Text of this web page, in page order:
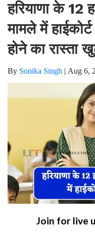
हरियाणा के 12
मामले में
होने का रास्ता
By Sonika Singh | Aug 6,
Join for live